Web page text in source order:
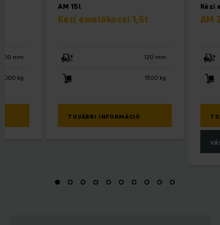
AM 15l
Kézi emelőkocsi 1,5t
120 mm
1500 kg
TOVÁBBI INFORMÁCIÓ
Kézi
AM
mm
1000 kg